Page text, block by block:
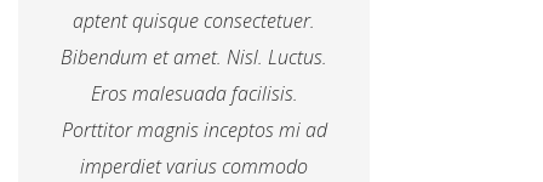
aptent quisque consectetuer.
Bibendum et amet. Nisl. Luctus.
Eros malesuada facilisis.
Porttitor magnis inceptos mi ad
imperdiet varius commodo